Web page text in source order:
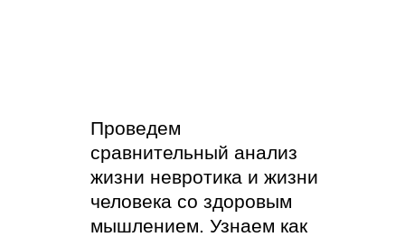
Проведем
сравнительный анализ
жизни невротика и жизни
человека со здоровым
мышлением. Узнаем как